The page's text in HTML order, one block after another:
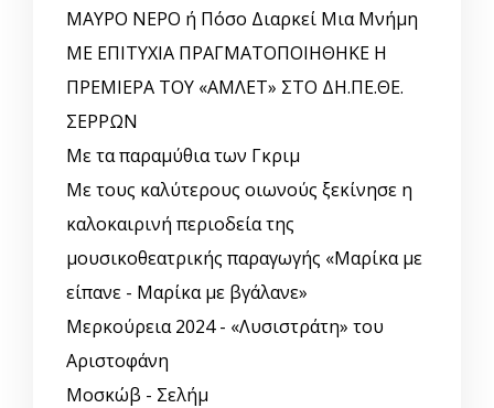
ΜΑΥΡΟ ΝΕΡΟ ή Πόσο Διαρκεί Μια Μνήμη
ΜΕ ΕΠΙΤΥΧΙΑ ΠΡΑΓΜΑΤΟΠΟΙΗΘΗΚΕ Η
ΠΡΕΜΙΕΡΑ ΤΟΥ «ΑΜΛΕΤ» ΣΤΟ ΔΗ.ΠΕ.ΘΕ.
ΣΕΡΡΩΝ
Με τα παραμύθια των Γκριμ
Με τους καλύτερους οιωνούς ξεκίνησε η
καλοκαιρινή περιοδεία της
μουσικοθεατρικής παραγωγής «Μαρίκα με
είπανε - Μαρίκα με βγάλανε»
Μερκούρεια 2024 - «Λυσιστράτη» του
Αριστοφάνη
Μοσκώβ - Σελήμ